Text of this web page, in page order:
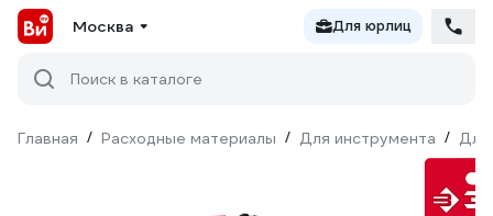
Москва Для юрлиц
Поиск в каталоге
Главная / Расходные материалы / Для инструмента / Для